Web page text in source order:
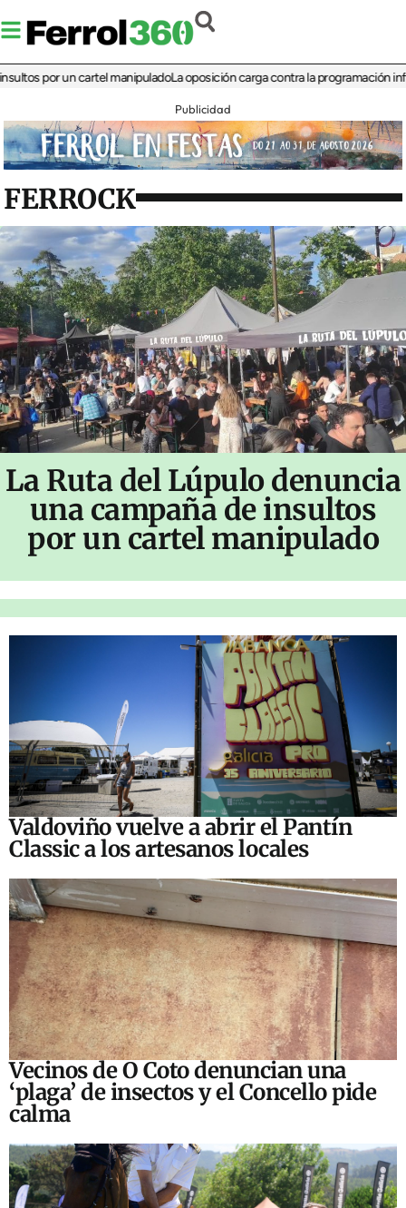
por un cartel manipuladoLa oposición carga contra la programación infantil
Publicidad
FERROCK
La Ruta del Lúpulo denuncia
una campaña de insultos
por un cartel manipulado
Valdoviño vuelve a abrir el Pantín
Classic a los artesanos locales
Vecinos de O Coto denuncian una
‘plaga’ de insectos y el Concello pide
calma